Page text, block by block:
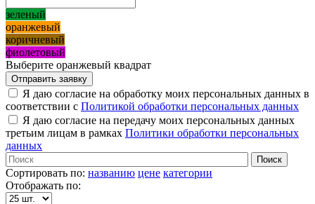
зеленый
оранжевый
коричневый
фиолетовый
Выберите оранжевый квадрат
Я даю согласие на обработку моих персональных данных в
соответствии с Политикой обработки персональных данных
Я даю согласие на передачу моих персональных данных
третьим лицам в рамках Политики обработки персональных
данных
Сортировать по: названию цене категории
Отображать по: